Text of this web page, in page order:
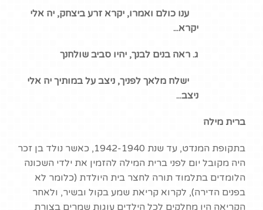
ענו כולם ואמרו, יקרא זרע ביצחק, יה אלי
יקרא...
ג. ראה בנים לבנך, יהיו סביב שולחנך
ישלח מלאך לפניך, ניצב על במותיך יה אלי
ניצב...
ברית מילה
בתקופת המנדט, עד שנת 1942-1940, כאשר נולד בן זכר
היה מקובל יום לפני ברית המילה להזמין את ילדי השכונה
הלומדים בתלמוד תורה לחצר בית היולדת (כלומר לא
בפנים הדירה), לקרוא קריאת שמע בקול ובשיר, ולאחר
הקריאה היו מחלקים לכל הילדים עוגות שמרים בצורת